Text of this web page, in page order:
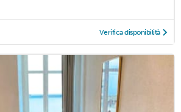
Verifica disponibilità